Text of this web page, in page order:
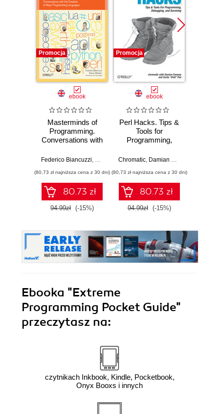
Promocja
ebook
Masterminds of
Programming.
Conversations with
Major
Languages
Federico Biancuzzi, Chromatic
(80,73 zł najniższa cena z 30 dni)
80.73 zł
94.99zł (-15%)
Promocja
ebook
Perl Hacks. Tips &
Tools for
Programming,
Surviving
Chromatic, Damian Conway
(80,73 zł najniższa cena z 30 dni)
80.73 zł
94.99zł (-15%)
Ebooka "Extreme
Programming Pocket Guide"
przeczytasz na:
czytnikach Inkbook, Kindle, Pocketbook,
Onyx Booxs i innych